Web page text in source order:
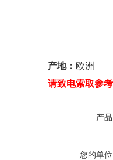
产地： 欧洲
请致电索取参
产
您的单